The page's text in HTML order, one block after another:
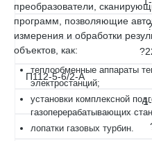
П112-5-6/2-А
преобразователи,
программ, позволяющие
измерения и обработки
объектов, как:
теплообменные аппараты
электростанций;
установки комплексной
газоперерабатывающих
лопатки газовых турбин.